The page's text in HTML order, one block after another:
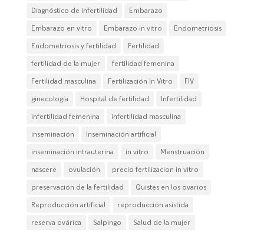
Diagnóstico de infertilidad
Embarazo
Embarazo en vitro
Embarazo in vitro
Endometriosis
Endometriosis y fertilidad
Fertilidad
fertilidad de la mujer
fertilidad femenina
Fertilidad masculina
Fertilización In Vitro
FIV
ginecología
Hospital de fertilidad
Infertilidad
infertilidad femenina
infertilidad masculina
inseminación
Inseminación artificial
inseminación intrauterina
in vitro
Menstruación
nascere
ovulación
precio fertilizacion in vitro
preservación de la fertilidad
Quistes en los ovarios
Reproducción artificial
reproducción asistida
reserva ovárica
Salpingo
Salud de la mujer